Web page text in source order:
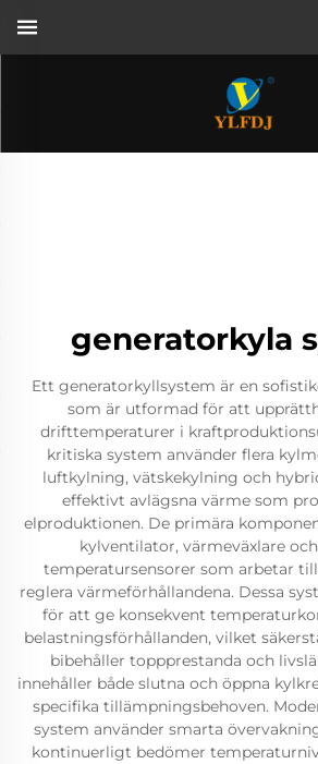
generatorkyla
Ett generatorkyllsystem är en
som är utformad för att
drifttemperaturer i
kritiska system använder flera
luftkylning, vätskekylning och
effektivt avlägsna värme som
elproduktionen. De primära
kylventilator, värmeväxlare
temperatursensorer som arbetar
reglera värmeförhållandena. Dessa
för att ge konsekvent
belastningsförhållanden, vilket
bibehåller toppprestanda och
innehåller både slutna och öppna
specifika tillämpningsbehoven.
system använder smarta
kontinuerligt bedömer